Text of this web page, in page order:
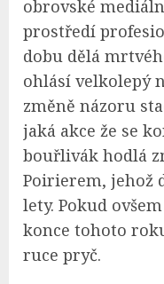
obrovské
prostředí
dobu dělá
ohlásí velkolepý
změně názoru
jaká akce že se
bouřlivák hodlá
Poirierem, jehož
lety. Pokud
konce tohoto
ruce pryč.